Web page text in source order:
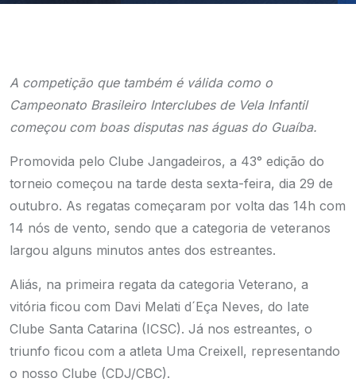
A competição que também é válida como o
Campeonato Brasileiro Interclubes de Vela Infantil
começou com boas disputas nas águas do Guaíba.
Promovida pelo Clube Jangadeiros, a 43° edição do
torneio começou na tarde desta sexta-feira, dia 29 de
outubro. As regatas começaram por volta das 14h com
14 nós de vento, sendo que a categoria de veteranos
largou alguns minutos antes dos estreantes.
Aliás, na primeira regata da categoria Veterano, a
vitória ficou com Davi Melati d´Eça Neves, do Iate
Clube Santa Catarina (ICSC). Já nos estreantes, o
triunfo ficou com a atleta Uma Creixell, representando
o nosso Clube (CDJ/CBC).